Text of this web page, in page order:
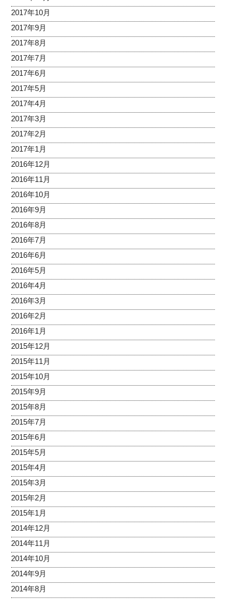
2017年10月
2017年9月
2017年8月
2017年7月
2017年6月
2017年5月
2017年4月
2017年3月
2017年2月
2017年1月
2016年12月
2016年11月
2016年10月
2016年9月
2016年8月
2016年7月
2016年6月
2016年5月
2016年4月
2016年3月
2016年2月
2016年1月
2015年12月
2015年11月
2015年10月
2015年9月
2015年8月
2015年7月
2015年6月
2015年5月
2015年4月
2015年3月
2015年2月
2015年1月
2014年12月
2014年11月
2014年10月
2014年9月
2014年8月